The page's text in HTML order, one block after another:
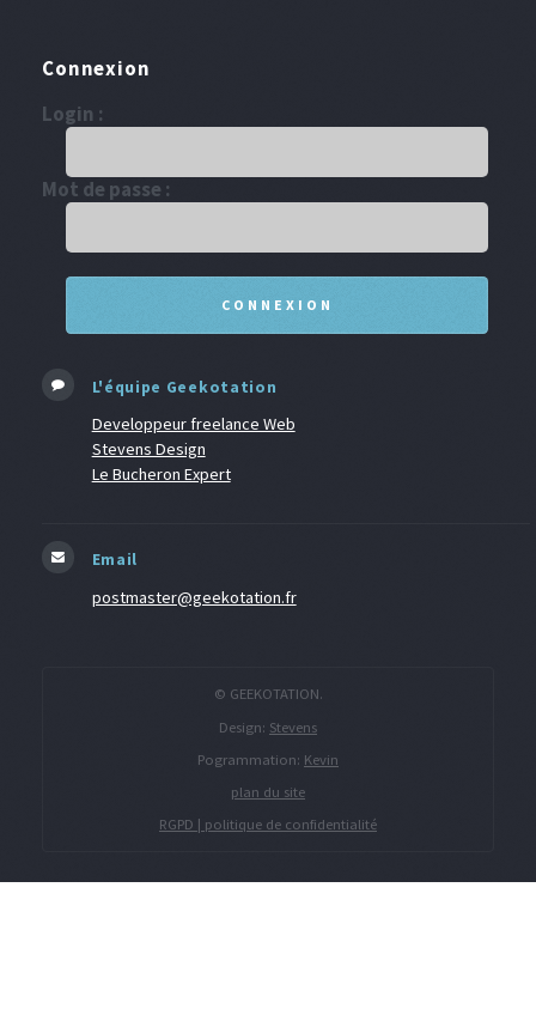
Connexion
Login :
Mot de passe :
L'équipe Geekotation
Developpeur freelance Web
Stevens Design
Le Bucheron Expert
Email
postmaster@geekotation.fr
© GEEKOTATION.
Design: Stevens
Pogrammation: Kevin
plan du site
RGPD | politique de confidentialité